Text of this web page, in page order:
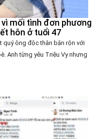
vì mối tình đơn phương
hôn ở tuổi 47
quý ông độc thân bận rộn với
Anh từng yêu Triệu Vy nhưng